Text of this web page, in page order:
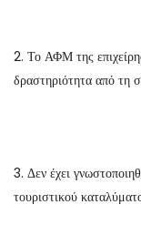
2. Το ΑΦΜ της
δραστηριότητα από τη
3. Δεν έχει
τουριστικού